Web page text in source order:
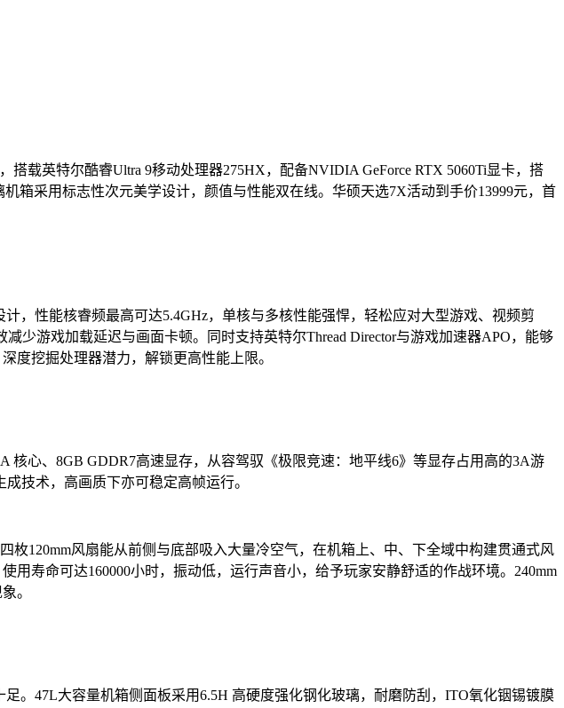
载英特尔酷睿Ultra 9移动处理器275HX，配备NVIDIA GeForce RTX 5060Ti显卡，搭
箱采用标志性次元美学设计，颜值与性能双在线。华硕天选7X活动到手价13999元，首
，性能核睿频最高可达5.4GHz，单核与多核性能强悍，轻松应对大型游戏、视频剪
少游戏加载延迟与画面卡顿。同时支持英特尔Thread Director与游戏加速器APO，能够
度挖掘处理器潜力，解锁更高性能上限。
核心、8GB GDDR7高速显存，从容驾驭《极限竞速：地平线6》等显存占用高的3A游
技术，高画质下亦可稳定高帧运行。
120mm风扇能从前侧与底部吸入大量冷空气，在机箱上、中、下全域中构建贯通式风
寿命可达160000小时，振动低，运行声音小，给予玩家安静舒适的作战环境。240mm
。
。47L大容量机箱侧面板采用6.5H 高硬度强化钢化玻璃，耐磨防刮，ITO氧化铟锡镀膜